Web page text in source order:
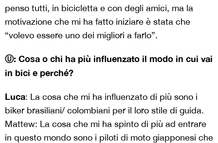
penso tutti, in bicicletta e con degli amici, ma la
motivazione che mi ha fatto iniziare è stata che
“volevo essere uno dei migliori a farlo”.
Ⓤ: Cosa o chi ha più influenzato il modo in cui vai
in bici e perché?
Luca: La cosa che mi ha influenzato di più sono i
biker brasiliani/ colombiani per il loro stile di guida.
Mattew: La cosa che mi ha spinto di più ad entrare
in questo mondo sono i piloti di moto giapponesi che